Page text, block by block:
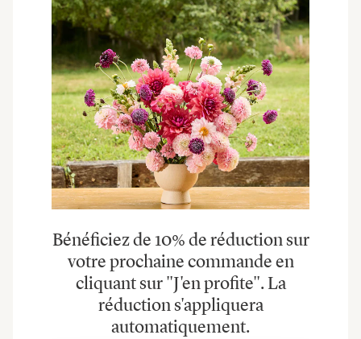
Bénéficiez de 10% de réduction sur
votre prochaine commande en
cliquant sur "J'en profite". La
réduction s'appliquera
automatiquement.